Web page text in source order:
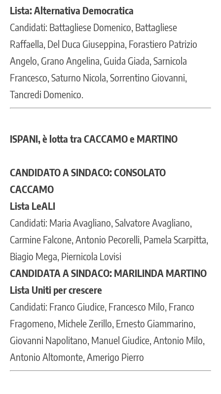
Lista: Alternativa Democratica
Candidati: Battagliese Domenico, Battagliese
Raffaella, Del Duca Giuseppina, Forastiero Patrizio
Angelo, Grano Angelina, Guida Giada, Sarnicola
Francesco, Saturno Nicola, Sorrentino Giovanni,
Tancredi Domenico.
ISPANI, è lotta tra CACCAMO e MARTINO
CANDIDATO A SINDACO: CONSOLATO
CACCAMO
Lista LeALI
Candidati: Maria Avagliano, Salvatore Avagliano,
Carmine Falcone, Antonio Pecorelli, Pamela Scarpitta,
Biagio Mega, Piernicola Lovisi
CANDIDATA A SINDACO: MARILINDA MARTINO
Lista Uniti per crescere
Candidati: Franco Giudice, Francesco Milo, Franco
Fragomeno, Michele Zerillo, Ernesto Giammarino,
Giovanni Napolitano, Manuel Giudice, Antonio Milo,
Antonio Altomonte, Amerigo Pierro